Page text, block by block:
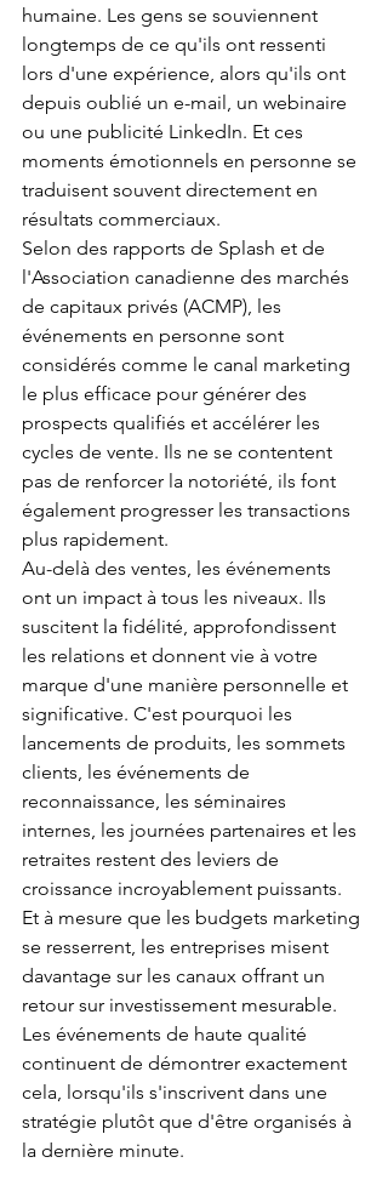
humaine. Les gens se souviennent
longtemps de ce qu'ils ont ressenti
lors d'une expérience, alors qu'ils ont
depuis oublié un e-mail, un webinaire
ou une publicité LinkedIn. Et ces
moments émotionnels en personne se
traduisent souvent directement en
résultats commerciaux.
Selon des rapports de Splash et de
l'Association canadienne des marchés
de capitaux privés (ACMP), les
événements en personne sont
considérés comme le canal marketing
le plus efficace pour générer des
prospects qualifiés et accélérer les
cycles de vente. Ils ne se contentent
pas de renforcer la notoriété, ils font
également progresser les transactions
plus rapidement.
Au-delà des ventes, les événements
ont un impact à tous les niveaux. Ils
suscitent la fidélité, approfondissent
les relations et donnent vie à votre
marque d'une manière personnelle et
significative. C'est pourquoi les
lancements de produits, les sommets
clients, les événements de
reconnaissance, les séminaires
internes, les journées partenaires et les
retraites restent des leviers de
croissance incroyablement puissants.
Et à mesure que les budgets marketing
se resserrent, les entreprises misent
davantage sur les canaux offrant un
retour sur investissement mesurable.
Les événements de haute qualité
continuent de démontrer exactement
cela, lorsqu'ils s'inscrivent dans une
stratégie plutôt que d'être organisés à
la dernière minute.